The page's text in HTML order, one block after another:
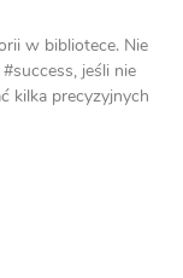
w bibliotece. Nie
jeśli nie
kilka precyzyjnych